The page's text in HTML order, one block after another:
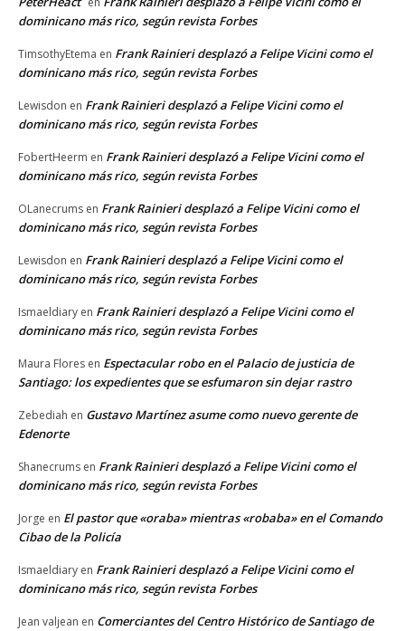
dominicano más rico, según revista Forbes
TimsothyEtema en Frank Rainieri desplazó a Felipe Vicini como el
dominicano más rico, según revista Forbes
Lewisdon en Frank Rainieri desplazó a Felipe Vicini como el
dominicano más rico, según revista Forbes
FobertHeerm en Frank Rainieri desplazó a Felipe Vicini como el
dominicano más rico, según revista Forbes
OLanecrums en Frank Rainieri desplazó a Felipe Vicini como el
dominicano más rico, según revista Forbes
Lewisdon en Frank Rainieri desplazó a Felipe Vicini como el
dominicano más rico, según revista Forbes
Ismaeldiary en Frank Rainieri desplazó a Felipe Vicini como el
dominicano más rico, según revista Forbes
Maura Flores en Espectacular robo en el Palacio de justicia de
Santiago: los expedientes que se esfumaron sin dejar rastro
Zebediah en Gustavo Martínez asume como nuevo gerente de
Edenorte
Shanecrums en Frank Rainieri desplazó a Felipe Vicini como el
dominicano más rico, según revista Forbes
Jorge en El pastor que «oraba» mientras «robaba» en el Comando
Cibao de la Policía
Ismaeldiary en Frank Rainieri desplazó a Felipe Vicini como el
dominicano más rico, según revista Forbes
Jean valjean en Comerciantes del Centro Histórico de Santiago de